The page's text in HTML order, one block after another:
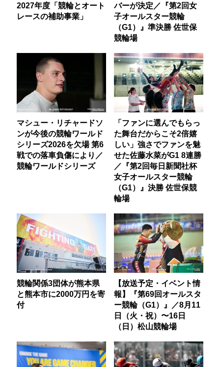
2027年度「競輪とオート
レースの補助事業」
バーが決定／『第2回女
子オールスター競輪
（G1）』準決勝 佐世保
競輪場
マシュー・リチャードソ
ンが今後の競輪ワールド
シリーズ2026を欠場 第6
戦での落車負傷により／
競輪ワールドシリーズ
「ファンに選んでもらっ
た舞台だからこそ2倍嬉
しい」強さでファンを魅
せた佐藤水菜がG1 8連勝
／『第2回毎日新聞社杯
女子オールスター競輪
（G1）』決勝 佐世保競
輪場
競輪関係3団体が熊本県
と熊本市に2000万円を寄
付
【放送予定・イベント情
報】『第69回オールスタ
ー競輪（G1）』／8月11
日（火・祝）〜16日
（日）松山競輪場